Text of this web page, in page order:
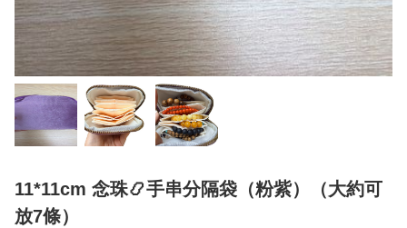
11*11cm 念珠📿手串分隔袋（粉紫）（大約可
放7條）